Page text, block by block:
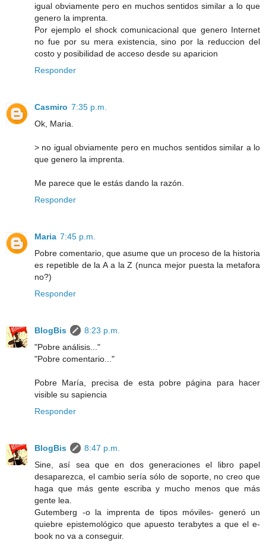
igual obviamente pero en muchos sentidos similar a lo que
genero la imprenta.
Por ejemplo el shock comunicacional que genero Internet
no fue por su mera existencia, sino por la reduccion del
costo y posibilidad de acceso desde su aparicion
Responder
Casmiro 7:35 p.m.
Ok, Maria.
> no igual obviamente pero en muchos sentidos similar a lo
que genero la imprenta.
Me parece que le estás dando la razón.
Responder
Maria 7:45 p.m.
Pobre comentario, que asume que un proceso de la historia
es repetible de la A a la Z (nunca mejor puesta la metafora
no?)
Responder
BlogBis
8:23 p.m.
"Pobre análisis..."
"Pobre comentario..."
Pobre María, precisa de esta pobre página para hacer
visible su sapiencia
Responder
BlogBis
8:47 p.m.
Sine, así sea que en dos generaciones el libro papel
desaparezca, el cambio sería sólo de soporte, no creo que
haga que más gente escriba y mucho menos que más
gente lea.
Gutemberg -o la imprenta de tipos móviles- generó un
quiebre epistemológico que apuesto terabytes a que el e-
book no va a conseguir.